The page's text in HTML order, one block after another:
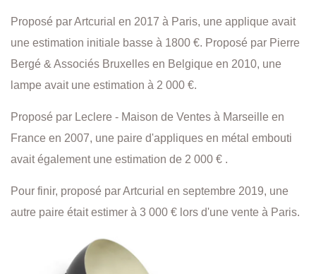
Proposé par Artcurial en 2017 à Paris, une applique avait
une estimation initiale basse à 1800 €. Proposé par Pierre
Bergé & Associés Bruxelles en Belgique en 2010, une
lampe avait une estimation à 2 000 €.
Proposé par Leclere - Maison de Ventes à Marseille en
France en 2007, une paire d'appliques en métal embouti
avait également une estimation de 2 000 € .
Pour finir, proposé par Artcurial en septembre 2019, une
autre paire était estimer à 3 000 € lors d'une vente à Paris.